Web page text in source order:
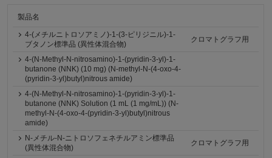
製品名
4-(メチルニトロソアミノ)-1-(3-ピリジニル)-1-
ブタノン標準品 (異性体混合物)
クロマトグラフ用
4-(N-Methyl-N-nitrosamino)-1-(pyridin-3-yl)-1-
butanone (NNK) (10 mg) (N-methyl-N-(4-oxo-4-
(pyridin-3-yl)butyl)nitrous amide)
4-(N-Methyl-N-nitrosamino)-1-(pyridin-3-yl)-1-
butanone (NNK) Solution (1 mL (1 mg/mL)) (N-
methyl-N-(4-oxo-4-(pyridin-3-yl)butyl)nitrous
amide)
N-メチル-N-ニトロソフェネチルアミン標準品
(異性体混合物)
クロマトグラフ用